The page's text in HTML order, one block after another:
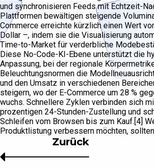
und synchronisieren Feeds mit Echtzeit-
Plattformen bewältigen steigende
Commerce erreichte kürzlich einen Wert
Dollar –, indem sie die Visualisierung
Time-to-Market für verderbliche
Diese No-Code-KI-Ebene unterstützt die
Anpassung, bei der regionale
Beleuchtungsnormen die
und den Umsatz in verschiedenen
steigern, wo der E-Commerce um 28 %
wuchs. Schnellere Zyklen verbinden sich
prozentigen 24-Stunden-Zustellung und
Schleifen vom Browsen bis zum Kauf.[4]
Produktlistung verbessern möchten,
Zurück